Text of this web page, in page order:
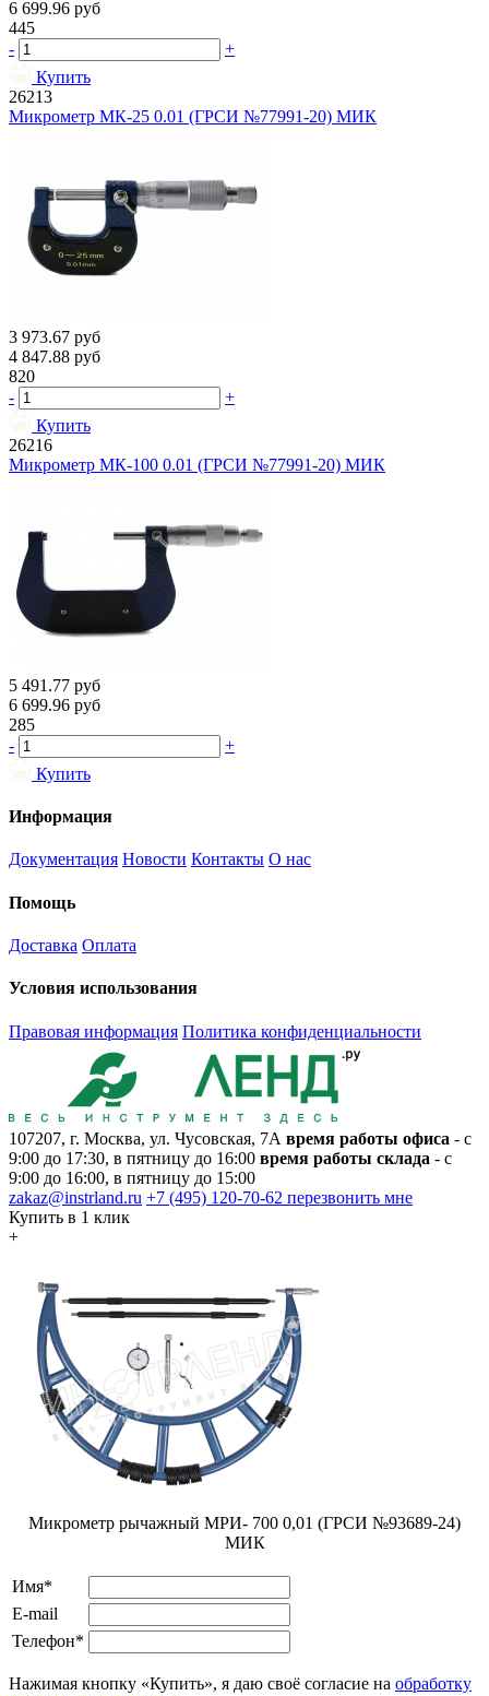
6 699.96 руб
445
-
+
Купить
26213
Микрометр МК-25 0.01 (ГРСИ №77991-20) МИК
3 973.67 руб
4 847.88 руб
820
-
+
Купить
26216
Микрометр МК-100 0.01 (ГРСИ №77991-20) МИК
5 491.77 руб
6 699.96 руб
285
-
+
Купить
Информация
Документация Новости Контакты О нас
Помощь
Доставка Оплата
Условия использования
Правовая информация Политика конфиденциальности
107207, г. Москва, ул. Чусовская, 7А время работы офиса - с
9:00 до 17:30, в пятницу до 16:00 время работы склада - с
9:00 до 16:00, в пятницу до 15:00
zakaz@instrland.ru +7 (495) 120-70-62 перезвонить мне
Купить в 1 клик
+
Микрометр рычажный МРИ- 700 0,01 (ГРСИ №93689-24)
МИК
Имя*
E-mail
Телефон*
Нажимая кнопку «Купить», я даю своё согласие на обработку